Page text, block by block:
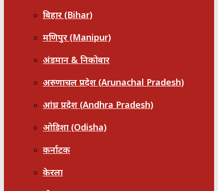
बिहार (Bihar)
मणिपुर (Manipur)
अंडमान & निकोबार
अरुणाचल प्रदेश (Arunachal Pradesh)
आंध्र प्रदेश (Andhra Pradesh)
ओडिशा (Odisha)
कर्नाटक
केरला